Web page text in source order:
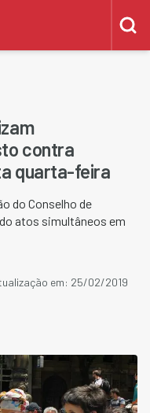
contra
quarta-feira
do Conselho de
atos simultâneos em
em: 25/02/2019